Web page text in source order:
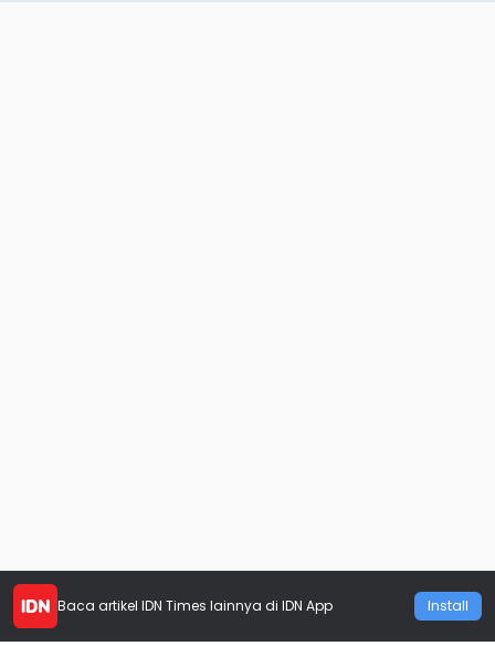
Baca artikel IDN Times lainnya di IDN App Install